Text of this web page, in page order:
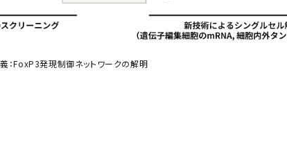
：FoxP3発現制御ネットワークの解明